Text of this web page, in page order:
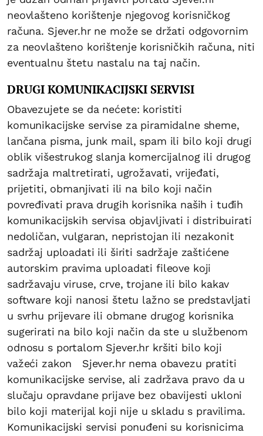
neovlašteno korištenje njegovog korisničkog
računa. Sjever.hr ne može se držati odgovornim
za neovlašteno korištenje korisničkih računa, niti
eventualnu štetu nastalu na taj način.
DRUGI KOMUNIKACIJSKI SERVISI
Obavezujete se da nećete: koristiti
komunikacijske servise za piramidalne sheme,
lančana pisma, junk mail, spam ili bilo koji drugi
oblik višestrukog slanja komercijalnog ili drugog
sadržaja maltretirati, ugrožavati, vrijeđati,
prijetiti, obmanjivati ili na bilo koji način
povređivati prava drugih korisnika naših i tuđih
komunikacijskih servisa objavljivati i distribuirati
nedoličan, vulgaran, nepristojan ili nezakonit
sadržaj uploadati ili širiti sadržaje zaštićene
autorskim pravima uploadati fileove koji
sadržavaju viruse, crve, trojane ili bilo kakav
software koji nanosi štetu lažno se predstavljati
u svrhu prijevare ili obmane drugog korisnika
sugerirati na bilo koji način da ste u službenom
odnosu s portalom Sjever.hr kršiti bilo koji
važeći zakon Sjever.hr nema obavezu pratiti
komunikacijske servise, ali zadržava pravo da u
slučaju opravdane prijave bez obavijesti ukloni
bilo koji materijal koji nije u skladu s pravilima.
Komunikacijski servisi ponuđeni su korisnicima